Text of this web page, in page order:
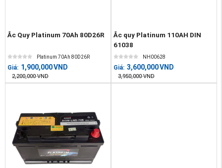
Ắc Quy Platinum 70Ah 80D26R
Platinum 70Ah 80D26R
Giá: 1,900,000VND
2,200,000 VND
Ắc quy Platinum 110AH DIN
61038
NH00628
Giá: 3,600,000VND
3,950,000 VND